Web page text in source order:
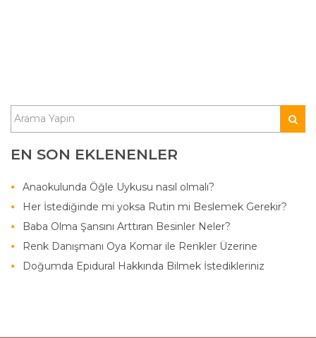
EN SON EKLENENLER
Anaokulunda Öğle Uykusu nasıl olmalı?
Her İstediğinde mi yoksa Rutin mi Beslemek Gerekir?
Baba Olma Şansını Arttıran Besinler Neler?
Renk Danışmanı Oya Komar ile Renkler Üzerine
Doğumda Epidural Hakkında Bilmek İstedikleriniz